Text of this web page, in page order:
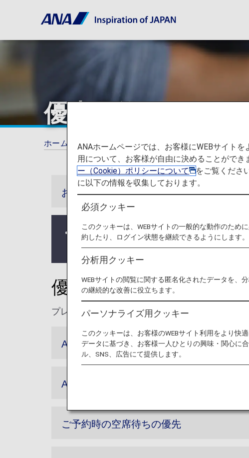
優先予約
ホーム ANAマイレージクラブ プレミアムメン
お知らせ
2028年4月よりANAスーパーフライヤー
詳しくはANAスーパーフライヤーズカード
優先予約
プレミアムメンバーは、事前座席予約などの優
ANAの国内線事前座席指定
ANA国際線事前座席指定変更料金の免除
ご予約時の空席待ちの優先
ANAホームページでは、お客様にWEBサイト
用について、お客様が自由に決めることがで
ー（Cookie）ポリシーについて
をご覧くださ
に以下の情報を収集しております。
必須クッキー
このクッキーは、WEBサイトの一般的な動作のため
約したり、ログイン状態を継続できるようにします。
分析用クッキー
WEBサイトの閲覧に関する匿名化されたデータを、
の継続的な改善に役立ちます。
パーソナライズ用クッキー
このクッキーは、お客様のWEBサイト利用をより快
データに基づき、お客様一人ひとりの興味・関心に
ル、SNS、広告にて提供します。